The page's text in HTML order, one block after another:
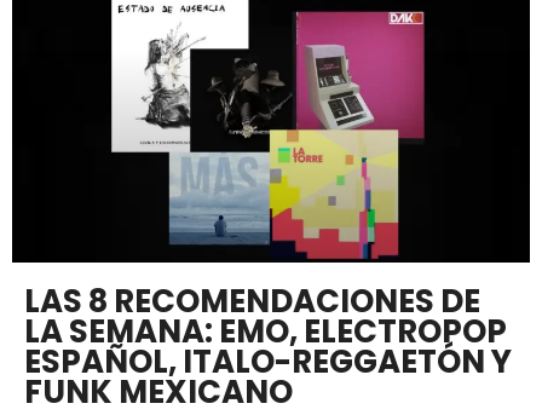
LAS 8 RECOMENDACIONES DE
LA SEMANA: EMO, ELECTROPOP
ESPAÑOL, ITALO-REGGAETÓN Y
FUNK MEXICANO